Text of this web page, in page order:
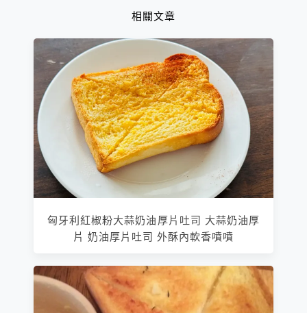
相關文章
匈牙利紅椒粉大蒜奶油厚片吐司 大蒜奶油厚
片 奶油厚片吐司 外酥內軟香噴噴